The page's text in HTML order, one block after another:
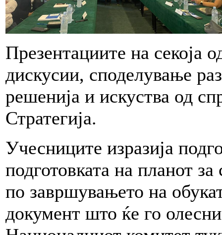
Презентациите на секоја
дискусии, споделување
решенија и искуства од
Стратегија.
Учесниците изразија
подготовката на планот
по завршувањето на
документ што ќе го